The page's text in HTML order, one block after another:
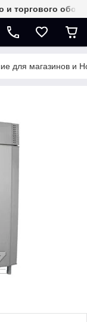
и торгового
для магазинов и